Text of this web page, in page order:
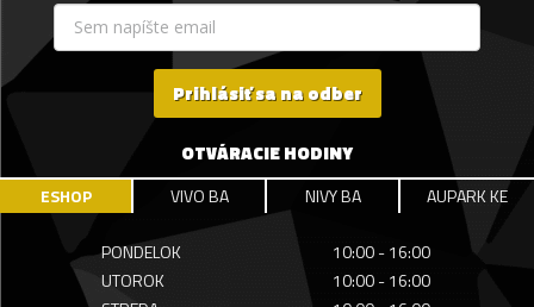
Prihlásiť sa na odber
OTVÁRACIE HODINY
ESHOP VIVO BA NIVY BA AUPARK KE
PONDELOK
10:00 - 16:00
UTOROK
10:00 - 16:00